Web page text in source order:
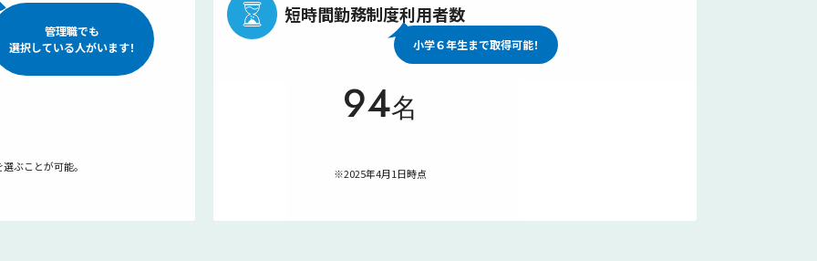
管理職でも
選択している人がいます！
ぶことが可能。
短時間勤務制度利用者数
小学６年生まで取得可能！
94名
94名
※2025年4月1日時点